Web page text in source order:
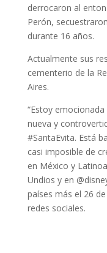
derrocaron al
Perón,
durante 16 años.
Actualmente sus
cementerio de la
Aires.
“Estoy
nueva y
#SantaEvita. Está
casi imposible de
en México y
Undios y en
países más el 26
redes sociales.